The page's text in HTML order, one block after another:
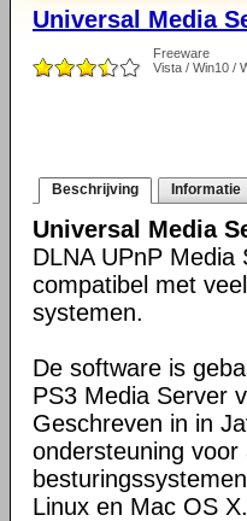
Universal Media
Freeware
Vista / Win10 /
Beschrijving Informatie
Universal Media
DLNA UPnP Media
compatibel met
systemen.
De software is
PS3 Media Server
Geschreven in in
ondersteuning voor
Linux en Mac OS X.